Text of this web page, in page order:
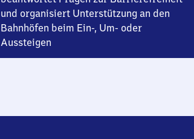
und organisiert Unterstützung an den
Bahnhöfen beim Ein-, Um- oder
Aussteigen